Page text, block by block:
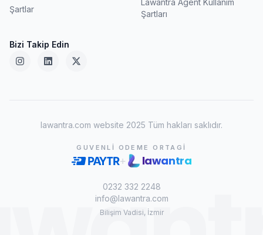
Şartlar
Lawantra Agent Kullanım
Şartları
Bizi Takip Edin
lawantra.com website 2025 Tüm hakları saklıdır.
GUVENLI ODEME ORTAGI
+ lawantra
0232 332 2248
info@lawantra.com
Bilişim Vadisi, İzmir